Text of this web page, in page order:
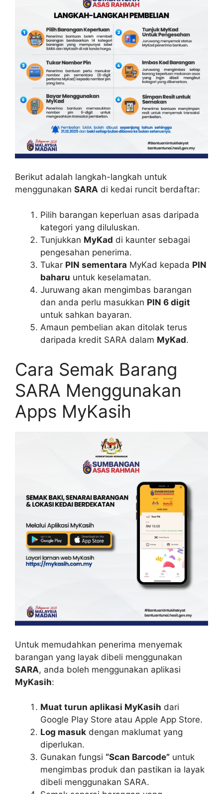
Berikut adalah langkah-langkah untuk
menggunakan SARA di kedai runcit berdaftar:
Pilih barangan keperluan asas daripada
kategori yang diluluskan.
Tunjukkan MyKad di kaunter sebagai
pengesahan penerima.
Tukar PIN sementara MyKad kepada PIN
baharu untuk keselamatan.
Juruwang akan mengimbas barangan
dan anda perlu masukkan PIN 6 digit
untuk sahkan bayaran.
Amaun pembelian akan ditolak terus
daripada kredit SARA dalam MyKad.
Cara Semak Barang
SARA Menggunakan
Apps MyKasih
Untuk memudahkan penerima menyemak
barangan yang layak dibeli menggunakan
SARA, anda boleh menggunakan aplikasi
MyKasih:
Muat turun aplikasi MyKasih dari
Google Play Store atau Apple App Store.
Log masuk dengan maklumat yang
diperlukan.
Gunakan fungsi “Scan Barcode” untuk
mengimbas produk dan pastikan ia layak
dibeli menggunakan SARA.